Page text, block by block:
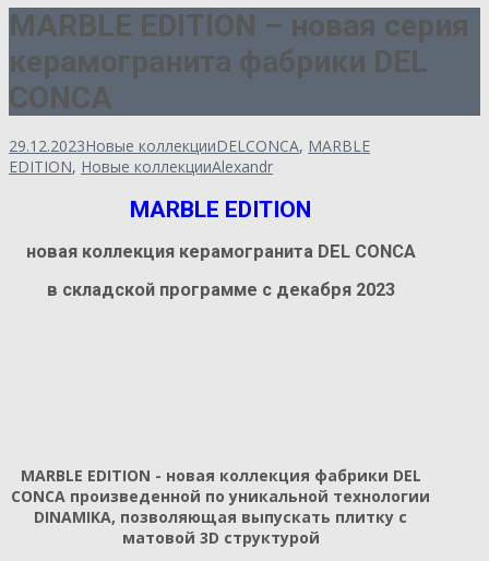
MARBLE EDITION – новая серия
керамогранита фабрики DEL
CONCA
29.12.2023Новые коллекцииDELCONCA, MARBLE
EDITION, Новые коллекцииAlexandr
MARBLE EDITION
новая коллекция керамогранита DEL CONCA
в складской программе с декабря 2023
MARBLE EDITION - новая коллекция фабрики DEL
CONCA произведенной по уникальной технологии
DINAMIKA, позволяющая выпускать плитку с
матовой 3D структурой